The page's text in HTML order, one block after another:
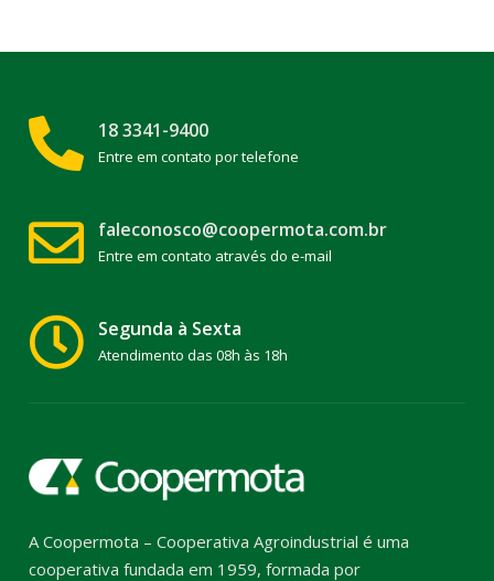
18 3341-9400
Entre em contato por telefone
faleconosco@coopermota.com.br
Entre em contato através do e-mail
Segunda à Sexta
Atendimento das 08h às 18h
A Coopermota – Cooperativa Agroindustrial é uma
cooperativa fundada em 1959, formada por